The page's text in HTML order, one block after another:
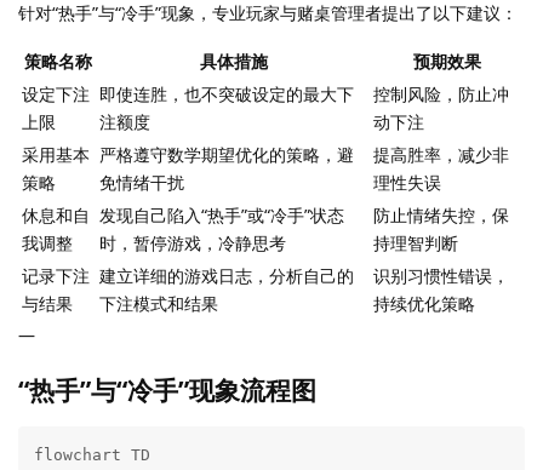
针对“热手”与“冷手”现象，专业玩家与赌桌管理者提出了以下建议：
策略名称 具体措施
预期效果
设定下注
上限
即使连胜，也不突破设定的最大下
注额度
控制风险，防止冲
动下注
采用基本
策略
严格遵守数学期望优化的策略，避
免情绪干扰
提高胜率，减少非
理性失误
休息和自
我调整
发现自己陷入“热手”或“冷手”状态
时，暂停游戏，冷静思考
防止情绪失控，保
持理智判断
记录下注
与结果
建立详细的游戏日志，分析自己的
下注模式和结果
识别习惯性错误，
持续优化策略
—
“热手”与“冷手”现象流程图
flowchart TD